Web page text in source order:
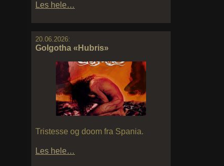
Les hele…
20.06.2026:
Golgotha «Hubris»
Tristesse og doom fra Spania.
Les hele…